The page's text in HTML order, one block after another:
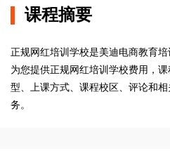
课程摘要
正规网红培训学校是美迪电商教育
为您提供正规网红培训学校费用，
型、上课方式、课程校区、评论和
务。